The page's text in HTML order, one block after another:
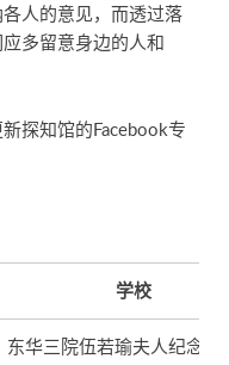
人的意见，而透过落
多留意身边的人和
探知馆的Facebook专
学校
东华三院伍若瑜夫人纪念中学